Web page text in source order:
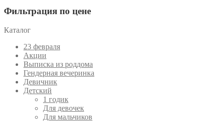
Фильтрация по цене
Каталог
23 февраля
Акции
Выписка из роддома
Гендерная вечеринка
Девичник
Детский
1 годик
Для девочек
Для мальчиков